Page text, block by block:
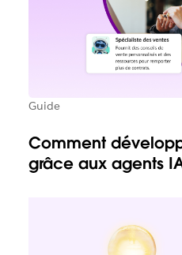
Guide
Comment
grâce aux agents